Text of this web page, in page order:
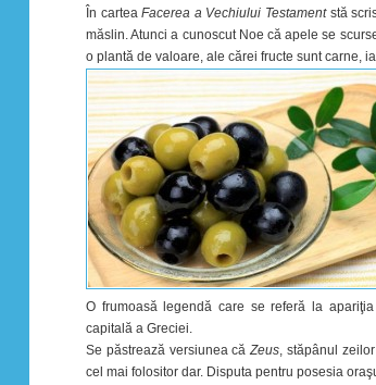
În carteaFacerea a Vechiului Testamentstă
măslin. Atunci a cunoscut Noe că apele se
o plantă de valoare, ale cărei fructe sunt carne,
O frumoasă legendă care se referă la
capitală a Greciei.
Se păstrează versiunea că Zeus, stăpânul
cel mai folositor dar. Disputa pentru posesia